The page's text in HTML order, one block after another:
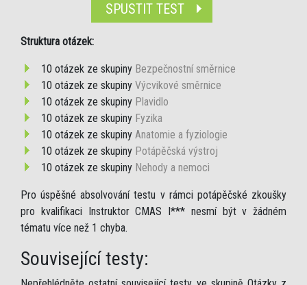
SPUSTIT TEST
Struktura otázek:
10 otázek ze skupiny Bezpečnostní směrnice
10 otázek ze skupiny Výcvikové směrnice
10 otázek ze skupiny Plavidlo
10 otázek ze skupiny Fyzika
10 otázek ze skupiny Anatomie a fyziologie
10 otázek ze skupiny Potápěčská výstroj
10 otázek ze skupiny Nehody a nemoci
Pro úspěšné absolvování testu v rámci potápěčské zkoušky
pro kvalifikaci Instruktor CMAS I*** nesmí být v žádném
tématu více než 1 chyba.
Související testy: